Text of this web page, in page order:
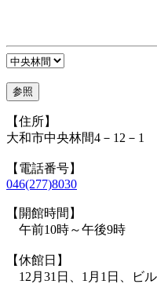
【住所】
大和市中央林間4－12－1
【電話番号】
046(277)8030
【開館時間】
午前10時～午後9時
【休館日】
12月31日、1月1日、ビ